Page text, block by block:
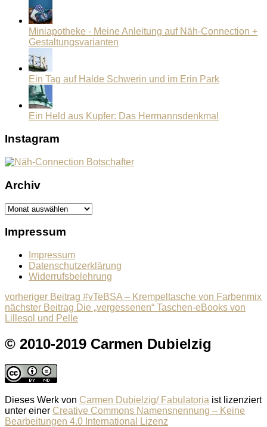
Miniapotheke - Meine Anleitung auf Näh-Connection +
Gestaltungsvarianten
Ein Tag auf Halde Schwerin und im Erin Park
Ein Held aus Kupfer: Das Hermannsdenkmal
Instagram
Archiv
Archiv
Impressum
Impressum
Datenschutzerklärung
Widerrufsbelehrung
Beitragsnavigation
vorheriger Beitrag Previous
post:
#vTeBSA – Krempeltasche von Farbenmix
nächster Beitrag Next
post:
Die „vergessenen“ Taschen-eBooks von
Lillesol und Pelle
© 2010-2019 Carmen Dubielzig
Dieses Werk von Carmen Dubielzig/ Fabulatoria ist lizenziert
unter einer Creative Commons Namensnennung – Keine
Bearbeitungen 4.0 International Lizenz